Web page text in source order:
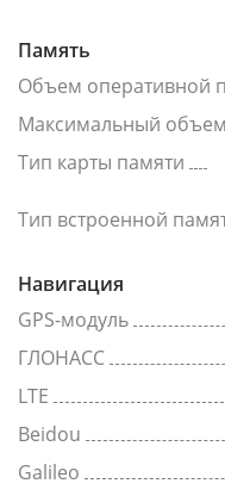
Память
Объем оперативной
Максимальный
Тип карты памяти
Тип встроенной
Навигация
GPS-модуль
ГЛОНАСС
LTE
Beidou
Galileo